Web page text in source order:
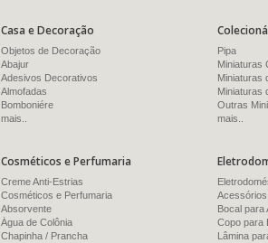
Casa e Decoração
Objetos de Decoração
Abajur
Adesivos Decorativos
Almofadas
Bomboniére
mais..
Pipa
Miniaturas
Miniaturas
Miniaturas
Outras
mais..
Cosméticos e Perfumaria
Creme Anti-Estrias
Cosméticos e Perfumaria
Absorvente
Água de Colônia
Chapinha / Prancha
Bocal para
Copo para
Lâmina